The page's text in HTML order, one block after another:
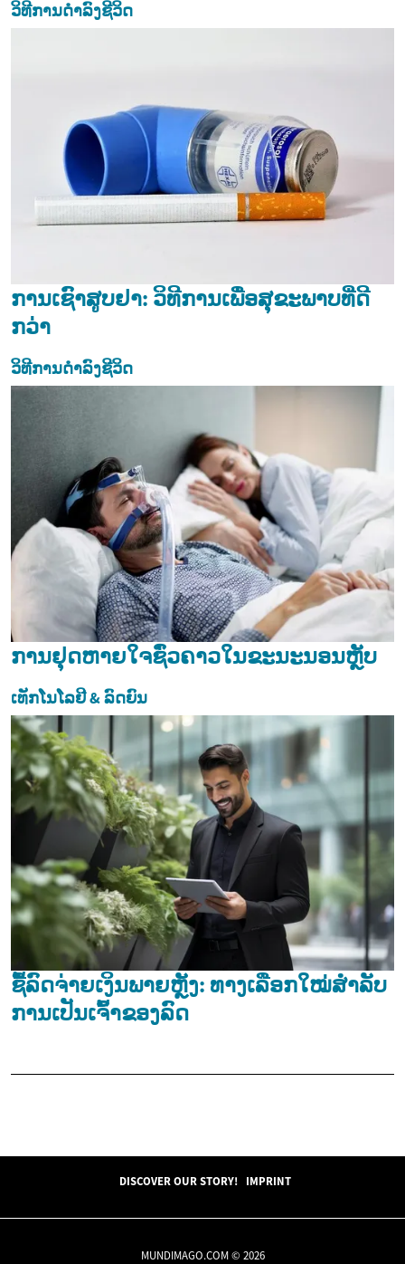
ວິທີການດຳລົງຊີວິດ
ການເຊົາສູບຢາ: ວິທີການເພື່ອສຸຂະພາບທີ່ດີ
ກວ່າ
ວິທີການດຳລົງຊີວິດ
ການຢຸດຫາຍໃຈຊົ່ວຄາວໃນຂະນະນອນຫຼັບ
ເທັກໂນໂລຢີ & ລົດຍົນ
ຊື້ລົດຈ່າຍເງິນພາຍຫຼັງ: ທາງເລືອກໃໝ່ສຳລັບ
ການເປັນເຈົ້າຂອງລົດ
DISCOVER OUR STORY! IMPRINT
MUNDIMAGO.COM © 2026